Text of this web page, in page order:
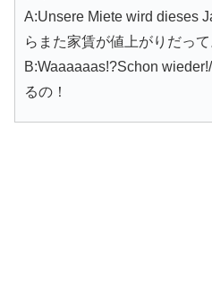
A:Unsere Miete wird dieses
らまた家賃が値上がりだって
B:Waaaaaas!?Schon
るの！